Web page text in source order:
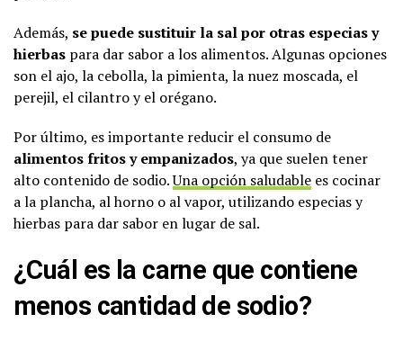
Además, se puede sustituir la sal por otras especias y
hierbas para dar sabor a los alimentos. Algunas opciones
son el ajo, la cebolla, la pimienta, la nuez moscada, el
perejil, el cilantro y el orégano.
Por último, es importante reducir el consumo de
alimentos fritos y empanizados, ya que suelen tener
alto contenido de sodio.Una opción saludable es cocinar
a la plancha, al horno o al vapor, utilizando especias y
hierbas para dar sabor en lugar de sal.
¿Cuál es la carne que contiene
menos cantidad de sodio?